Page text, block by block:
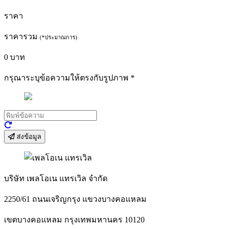
ราคา
ราคารวม (*ประมาณการ)
0 บาท
กรุณาระบุข้อความให้ตรงกับรูปภาพ *
ส่งข้อมูล
บริษัท เพลโอเน แทรเวิล จำกัด
2250/61 ถนนเจริญกรุง แขวงบางคอแหลม
เขตบางคอแหลม กรุงเทพมหานคร 10120